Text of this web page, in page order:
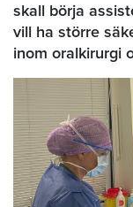
skall börja
vill ha större
inom oralkirurgi